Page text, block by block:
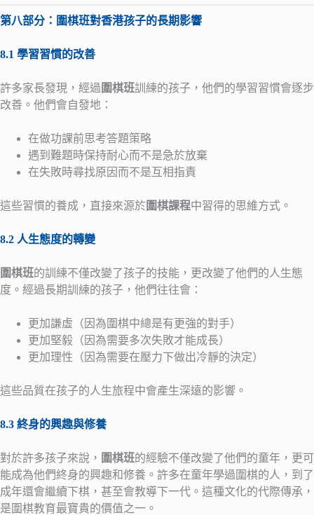
第八部分：圍棋班對香港孩子的長期影響
8.1 學習習慣的改善
許多家長發現，經過 圍棋班訓練的孩子，他們的學習習慣會逐步
改善。他們會自發地：
在做功課前思考答題策略
遇到難題時保持耐心而不是急於放棄
在失敗時尋找原因而不是互相指責
這些習慣的養成，直接來源於圍棋課程中習得的思維方式。
8.2 人生態度的轉變
圍棋班的訓練不僅改變了孩子的技能，更改變了他們的人生態
度。經過長期訓練的孩子，他們往往會：
更加謙虛（因為圍棋中總是有更強的對手）
更加堅毅（因為需要多次失敗才能成長）
更加理性（因為需要在壓力下做出冷靜的決定）
這些品質在孩子的人生旅程中會產生深遠的影響。
8.3 終身的興趣與修養
對於許多孩子來說， 圍棋班的經驗不僅改變了他們的童年，更可
能成為他們終身的興趣和修養。許多在童年學過圍棋的人，到了
成年還會繼續下棋，甚至會教導下一代。這種文化的代際傳承，
是圍棋教育最寶貴的價值之一。